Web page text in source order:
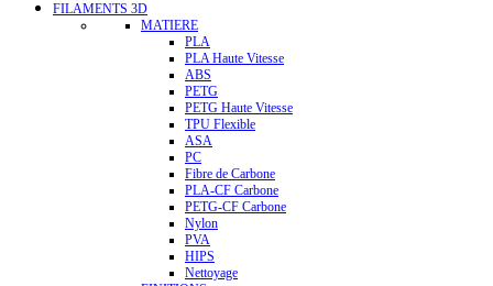
FILAMENTS 3D
MATIERE
PLA
PLA Haute Vitesse
ABS
PETG
PETG Haute Vitesse
TPU Flexible
ASA
PC
Fibre de Carbone
PLA-CF Carbone
PETG-CF Carbone
Nylon
PVA
HIPS
Nettoyage